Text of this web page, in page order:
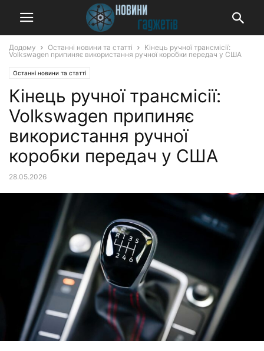
Додому Останні новини та статті
Кінець ручної трансмісії:
Volkswagen припиняє використання ручної коробки передач у США
Останні новини та статті
Кінець ручної трансмісії:
Volkswagen припиняє
використання ручної
коробки передач у США
28.05.2026